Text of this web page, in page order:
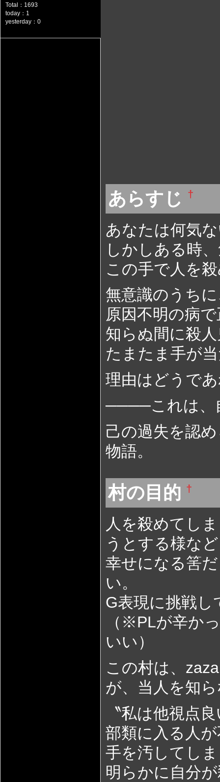
Total：1693
today：1
yesterday：0
あらすじ †
あなたは何気
しかしある時
この手で人を
無意識のうち
原因不明の病
知らぬ間に殺
たまたま手が
理由はどうで
────これは、
己の過失を認
物語。
村の目的 †
人を殺めてし
うとする様な
幸せになる筈
い。
G表現に挑戦し
（※PLが辛か
いい）
この村は、
が、当人を知
〝私は他視点
部類に入る人
手を汚してし
明らかに自分